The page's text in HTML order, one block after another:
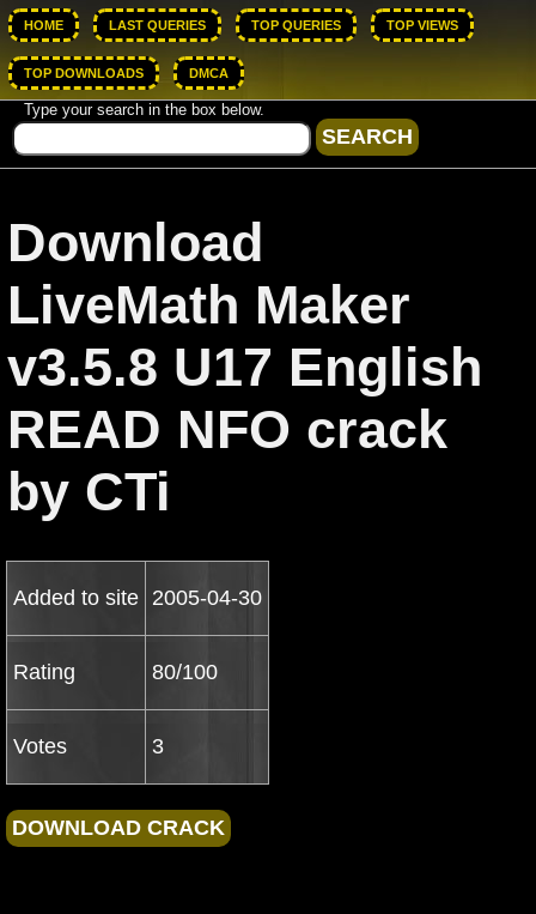
HOME LAST QUERIES TOP QUERIES TOP VIEWS
TOP DOWNLOADS DMCA
Type your search in the box below.
Download
LiveMath Maker
v3.5.8 U17 English
READ NFO crack
by CTi
Added to site 2005-04-30
Rating 80/100
Votes 3